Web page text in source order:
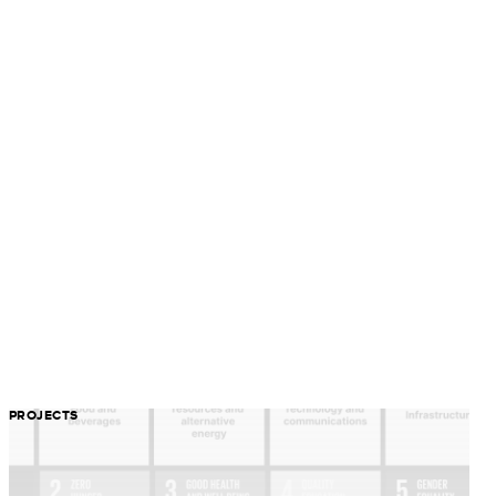
PROJECTS